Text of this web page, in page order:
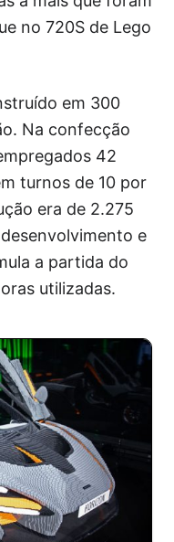
no 720S de Lego
em 300
Na confecção
42
turnos de 10 por
era de 2.275
e
a partida do
utilizadas.